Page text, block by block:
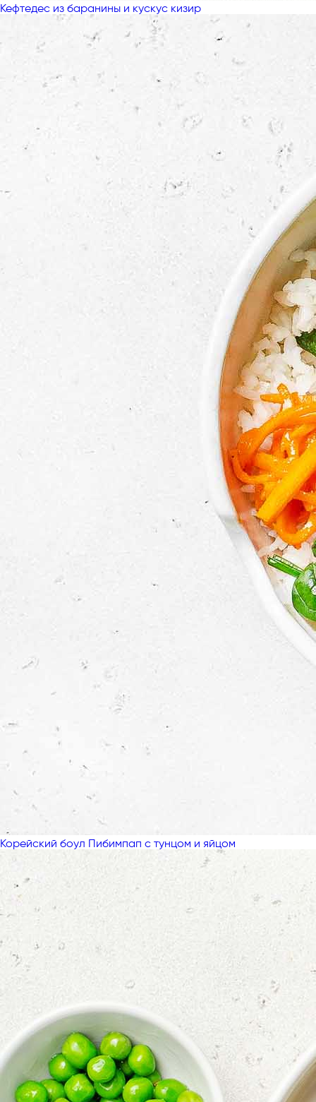
Кефтедес из баранины и кускус кизир
Корейский боул Пибимпап с тунцом и яйцом